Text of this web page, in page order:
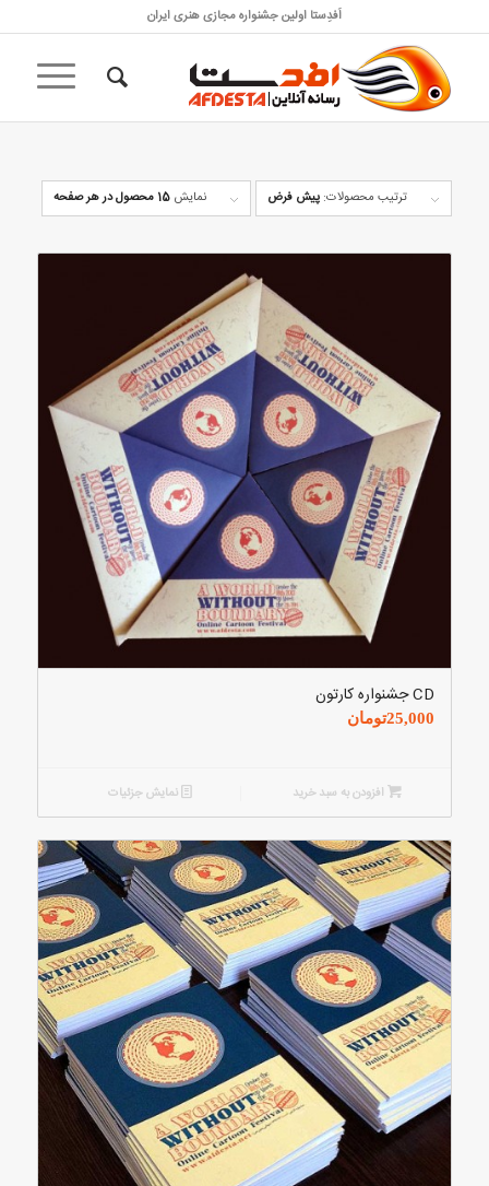
اَفدِستا اولین جشنواره مجازی هنری ایران
ترتیب محصولات: پیش فرض نمایش 15 محصول در هر صفحه
CD جشنواره کارتون
25,000تومان
افزودن به سبد خرید نمایش جزئیات